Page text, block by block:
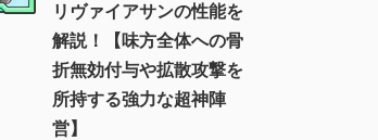
リヴァイアサンの性能を
解説！【味方全体への骨
折無効付与や拡散攻撃を
所持する強力な超神陣
営】